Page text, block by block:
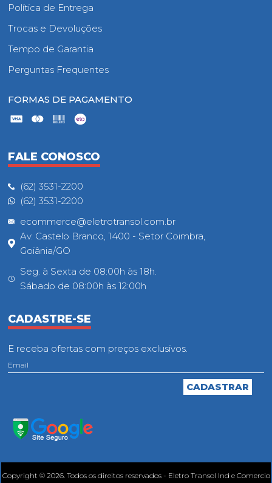
Política de Entrega
Trocas e Devoluções
Tempo de Garantia
Perguntas Frequentes
FORMAS DE PAGAMENTO
FALE CONOSCO
(62) 3531-2200
(62) 3531-2200
ecommerce@eletrotransol.com.br
Av. Castelo Branco, 1400 - Setor Coimbra,
Goiânia/GO
Seg. à Sexta de 08:00h às 18h.
Sábado de 08:00h às 12:00h
CADASTRE-SE
E receba ofertas com preços exclusivos.
Copyright © 2026. Todos os direitos reservados - Eletro Transol Ind e Comercio